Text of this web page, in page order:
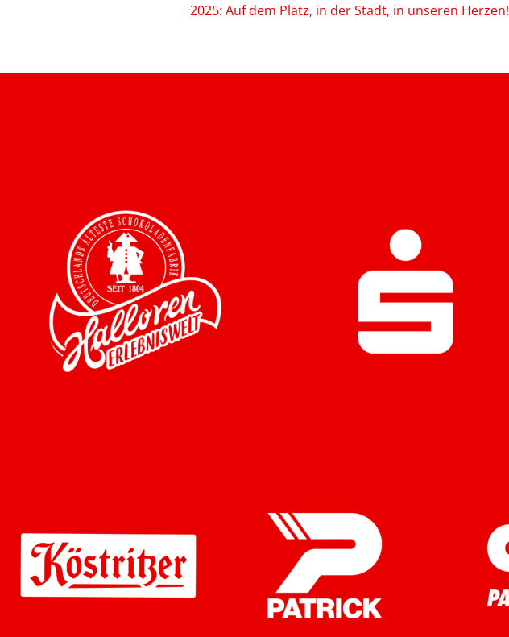
2025: Auf dem Platz, in der Stadt, in unseren Herzen!